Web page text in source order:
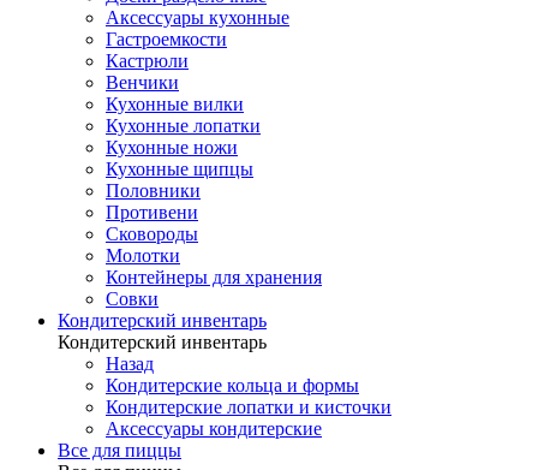
Аксессуары кухонные
Гастроемкости
Кастрюли
Венчики
Кухонные вилки
Кухонные лопатки
Кухонные ножи
Кухонные щипцы
Половники
Противени
Сковороды
Молотки
Контейнеры для хранения
Совки
Кондитерский инвентарь
Кондитерский инвентарь
Назад
Кондитерские кольца и формы
Кондитерские лопатки и кисточки
Аксессуары кондитерские
Все для пиццы